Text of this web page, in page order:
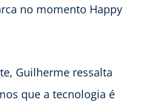
no momento Happy
Guilherme ressalta
que a tecnologia é